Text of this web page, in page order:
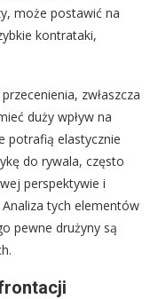
może postawić na
kontrataki,
zwłaszcza
duży wpływ na
potrafią elastycznie
do rywala, często
perspektywie i
tych elementów
pewne drużyny są